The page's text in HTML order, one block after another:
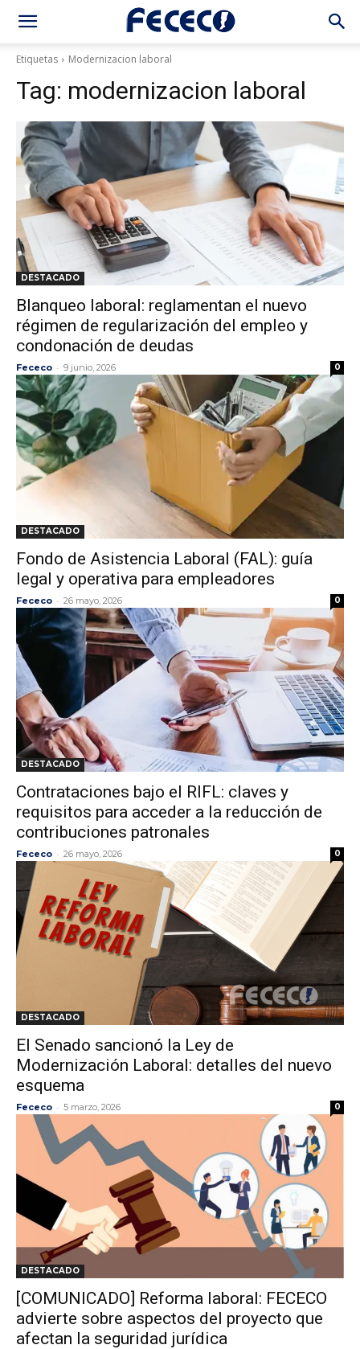
Etiquetas Modernizacion laboral
Tag: modernizacion laboral
DESTACADO
Blanqueo laboral: reglamentan el nuevo
régimen de regularización del empleo y
condonación de deudas
Fececo - 9 junio, 2026 0
DESTACADO
Fondo de Asistencia Laboral (FAL): guía
legal y operativa para empleadores
Fececo - 26 mayo, 2026 0
DESTACADO
Contrataciones bajo el RIFL: claves y
requisitos para acceder a la reducción de
contribuciones patronales
Fececo - 26 mayo, 2026 0
DESTACADO
El Senado sancionó la Ley de
Modernización Laboral: detalles del nuevo
esquema
Fececo - 5 marzo, 2026 0
DESTACADO
[COMUNICADO] Reforma laboral: FECECO
advierte sobre aspectos del proyecto que
afectan la seguridad jurídica